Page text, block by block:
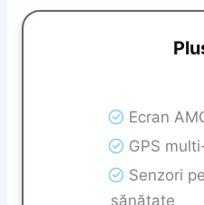
Ecran
GPS
Senzori
sănătate